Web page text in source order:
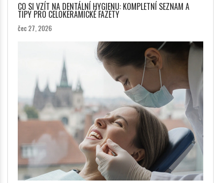
CO SI VZÍT NA DENTÁLNÍ HYGIENU: KOMPLETNÍ SEZNAM A
TIPY PRO CELOKERAMICKÉ FAZETY
čec 27, 2026